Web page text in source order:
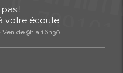
pas !
votre écoute
de 9h à 16h30